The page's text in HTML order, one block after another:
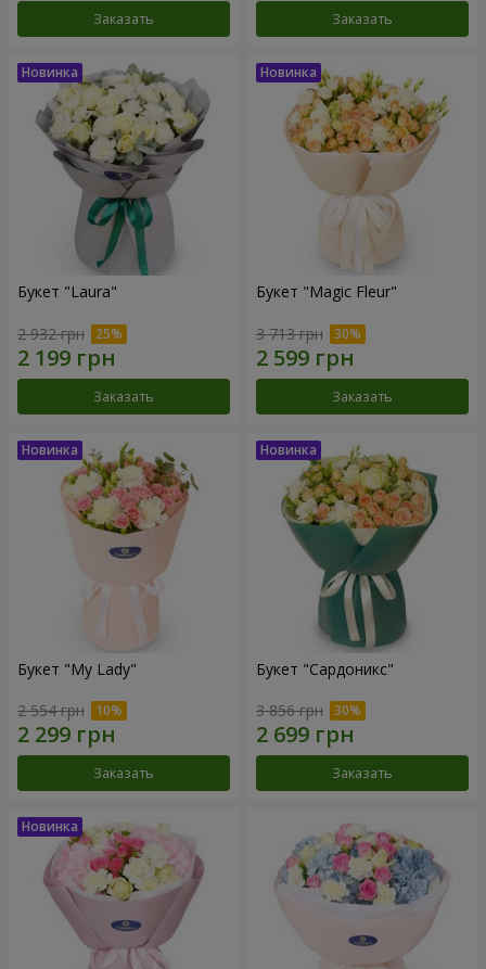
Заказать Заказать
Букет "Laura"
2 932 грн
Заказать
Букет "Magic Fleur"
3 713 грн
Заказать
Букет "My Lady"
2 554 грн
Заказать
Букет "Сардоникс"
3 856 грн
Заказать